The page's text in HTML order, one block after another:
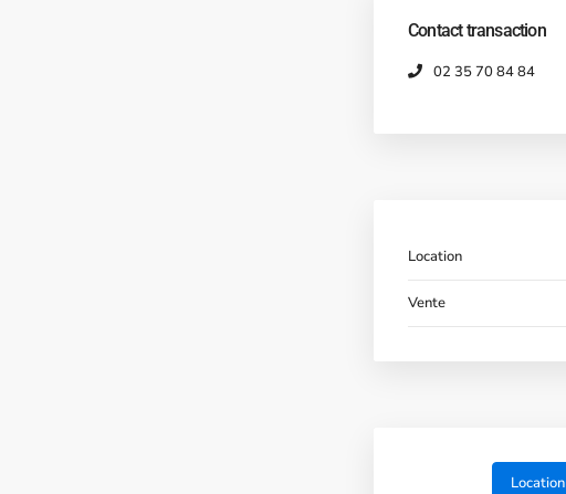
Contact transaction
02 35 70 84 84
Location
Vente
Location